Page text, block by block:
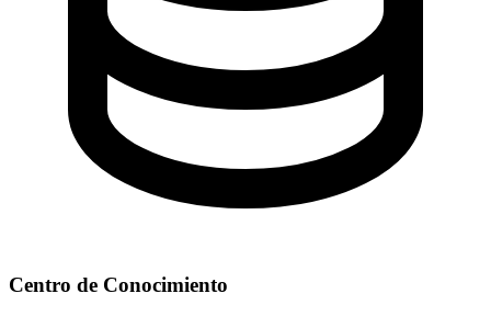
Centro de Conocimiento